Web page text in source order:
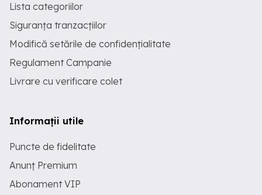
Lista categoriilor
Siguranța tranzacțiilor
Modifică setările de confidențialitate
Regulament Campanie
Livrare cu verificare colet
Informații utile
Puncte de fidelitate
Anunț Premium
Abonament VIP